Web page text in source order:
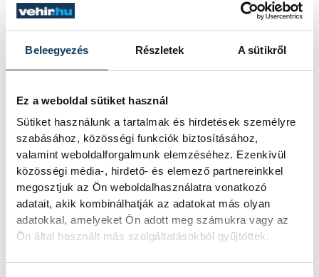
Beleegyezés Részletek A sütikről
Ez a weboldal sütiket használ
Sütiket használunk a tartalmak és hirdetések személyre
szabásához, közösségi funkciók biztosításához,
valamint weboldalforgalmunk elemzéséhez. Ezenkívül
közösségi média-, hirdető- és elemező partnereinkkel
megosztjuk az Ön weboldalhasználatra vonatkozó
adatait, akik kombinálhatják az adatokat más olyan
adatokkal, amelyeket Ön adott meg számukra vagy az
Ön által használt más szolgáltatásokból gyűjtöttek.
(Renew Europe) nevű frakció 80,
az Európai Konzervatívok és
Reformerek (ECR) 76, az
Identitás és Demokrácia (ID)
pártcsoport 58, a Zöldek 52, a
Baloldal 39 képviselője lehet.
Független, illetve az EP-be
újonnan bekerült képviselők 89-
en vannak. Utóbbiak az új
összetételű Európai Parlament
megalakulása után még
csatlakozhatnak valamely
pártcsoporthoz.